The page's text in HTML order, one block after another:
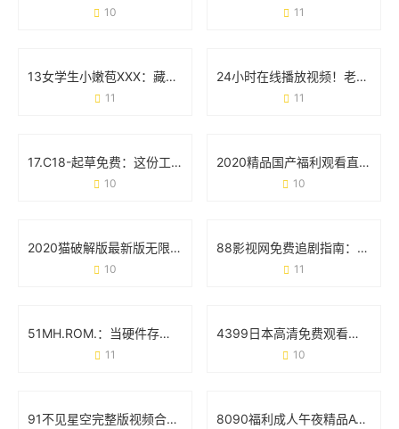
10 11
13女学生小嫩苞XXX：藏在标签下的真实声音
11
24小时在线播放视频！老司机app为何成为用户心头好？
11
17.C18-起草免费：这份工具如何帮你省下90%的文书时间？
10
2020精品国产福利观看直播：一场属于普通人的快乐革命
10
2020猫破解版最新版无限观看版：这些真相你可能还不知道
10
88影视网免费追剧指南：《大唐荣耀》为何成为古装剧迷的首选？
11
51MH.ROM.：当硬件存储遇上智能生活的化学反应
11
4399日本高清免费观看视频：追剧党的新大陆与避坑指南
10
91不见星空完整版视频合集：从内容特色到使用场景的全面梳理 8090福利成人午夜精品AV：深夜内容消费背后的用户需求与行业观察